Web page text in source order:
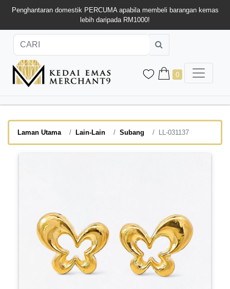
Penghantaran domestik PERCUMA apabila membeli barangan kemas
lebih daripada RM1000!
0
Laman Utama Lain-Lain Subang LL-031137